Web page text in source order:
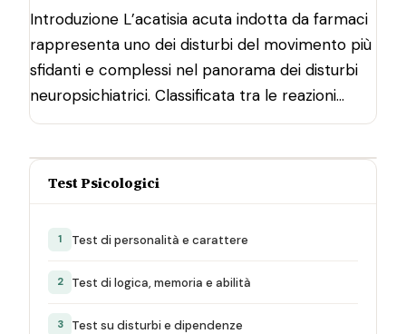
Introduzione L’acatisia acuta indotta da farmaci
rappresenta uno dei disturbi del movimento più
sfidanti e complessi nel panorama dei disturbi
neuropsichiatrici. Classificata tra le reazioni…
Test Psicologici
1 Test di personalità e carattere
2 Test di logica, memoria e abilità
3 Test su disturbi e dipendenze